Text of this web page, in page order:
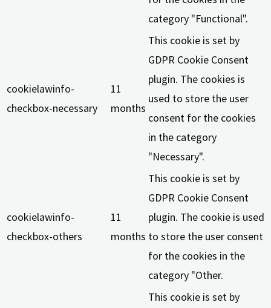
category "Functional".
cookielawinfo-
checkbox-necessary
11
months
This cookie is set by
GDPR Cookie Consent
plugin. The cookies is
used to store the user
consent for the cookies
in the category
"Necessary".
cookielawinfo-
checkbox-others
11
months
This cookie is set by
GDPR Cookie Consent
plugin. The cookie is used
to store the user consent
for the cookies in the
category "Other.
This cookie is set by